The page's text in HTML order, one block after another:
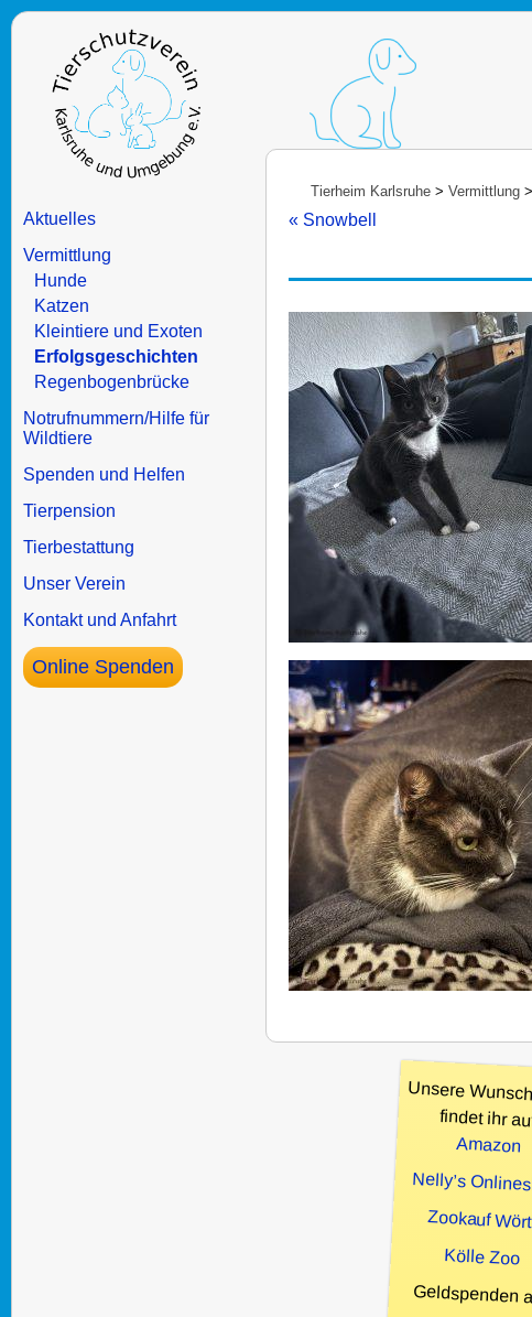
Aktuelles
Vermittlung
Hunde
Katzen
Kleintiere und Exoten
Erfolgsgeschichten
Regenbogenbrücke
Notrufnummern/Hilfe für
Wildtiere
Spenden und Helfen
Tierpension
Tierbestattung
Unser Verein
Kontakt und Anfahrt
Online Spenden
Tierheim Karlsruhe > Vermittlung >
« Snowbell
Unsere
findet ihr
Amazon
Nelly’s
Zookauf
Kölle Zoo
Geldspenden